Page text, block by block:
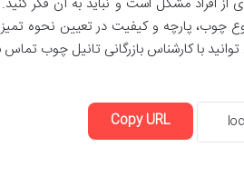
چوب، پارچه و کیفیت در تعیین نحوه
با کارشناس بازرگانی تانیل چوب تماس
Copy URL